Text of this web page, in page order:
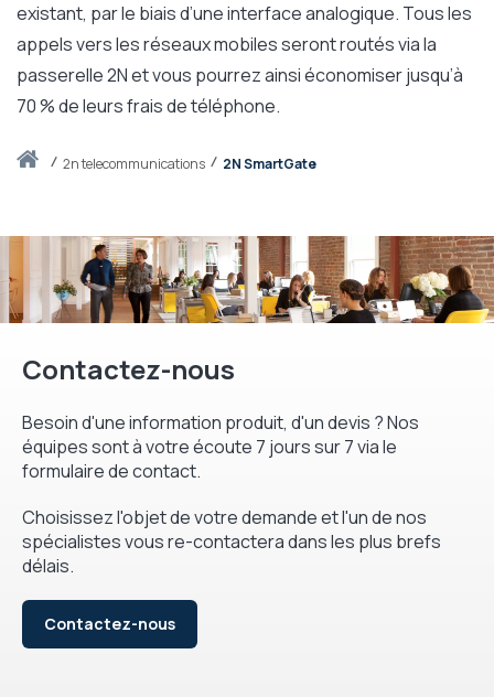
Accueil2n telecommunications 2N SmartGate
existant, par le biais d’une interface analogique. Tous les
appels vers les réseaux mobiles seront routés via la
passerelle 2N et vous pourrez ainsi économiser jusqu’à
70 % de leurs frais de téléphone.
Contactez-nous
Besoin d'une information produit, d'un devis ? Nos
équipes sont à votre écoute 7 jours sur 7 via le
formulaire de contact.
Choisissez l'objet de votre demande et l'un de nos
spécialistes vous re-contactera dans les plus brefs
délais.
Contactez-nous